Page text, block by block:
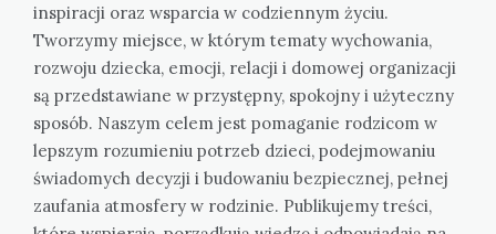
inspiracji oraz wsparcia w codziennym życiu.
Tworzymy miejsce, w którym tematy wychowania,
rozwoju dziecka, emocji, relacji i domowej organizacji
są przedstawiane w przystępny, spokojny i użyteczny
sposób. Naszym celem jest pomaganie rodzicom w
lepszym rozumieniu potrzeb dzieci, podejmowaniu
świadomych decyzji i budowaniu bezpiecznej, pełnej
zaufania atmosfery w rodzinie. Publikujemy treści,